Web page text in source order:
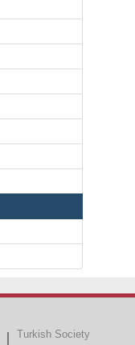
Turkish Society